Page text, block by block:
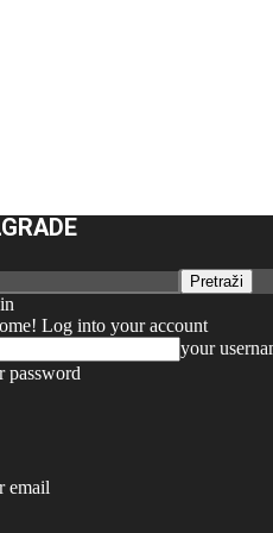
Log into your account
your
password
email